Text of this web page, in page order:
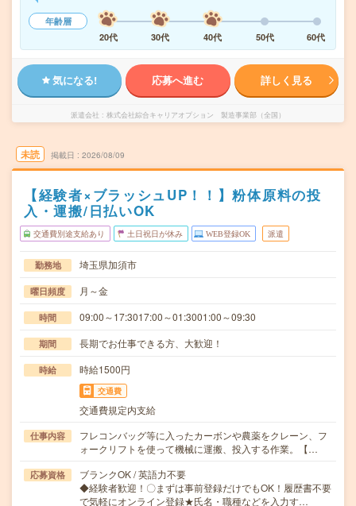
年齢層
20代
30代 40代 50代 60代
気になる! 応募へ進む 詳しく見る
派遣会社 株式会社綜合キャリアオプション 製造事業部（全国）
未読 掲載日 2026/08/09
【経験者×ブラッシュUP！！】粉体原料の投
入・運搬/日払いOK
交通費別途支給あり 土日祝日が休み WEB登録OK 派遣
勤務地 埼玉県加須市
曜日頻度 月～金
時間 09:00～17:3017:00～01:3001:00～09:30
期間 長期でお仕事できる方、大歓迎！
時給 時給1500円
交通費
交通費規定内支給
仕事内容
フレコンバッグ等に入ったカーボンや農薬をクレーン、フ
ォークリフトを使って機械に運搬、投入する作業。【…
応募資格
ブランクOK / 英語力不要
◆経験者歓迎！〇まずは事前登録だけでもOK！履歴書不要
で気軽にオンライン登録★氏名・職種などを入力す…